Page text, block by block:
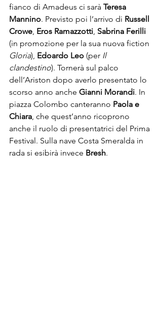
fianco di Amadeus ci sarà Teresa
Mannino. Previsto poi l’arrivo di Russell
Crowe, Eros Ramazzotti, Sabrina Ferilli
(in promozione per la sua nuova fiction
Gloria), Edoardo Leo (per Il
clandestino). Tornerà sul palco
dell’Ariston dopo averlo presentato lo
scorso anno anche Gianni Morandi. In
piazza Colombo canteranno Paola e
Chiara, che quest’anno ricoprono
anche il ruolo di presentatrici del Prima
Festival. Sulla nave Costa Smeralda in
rada si esibirà invece Bresh.